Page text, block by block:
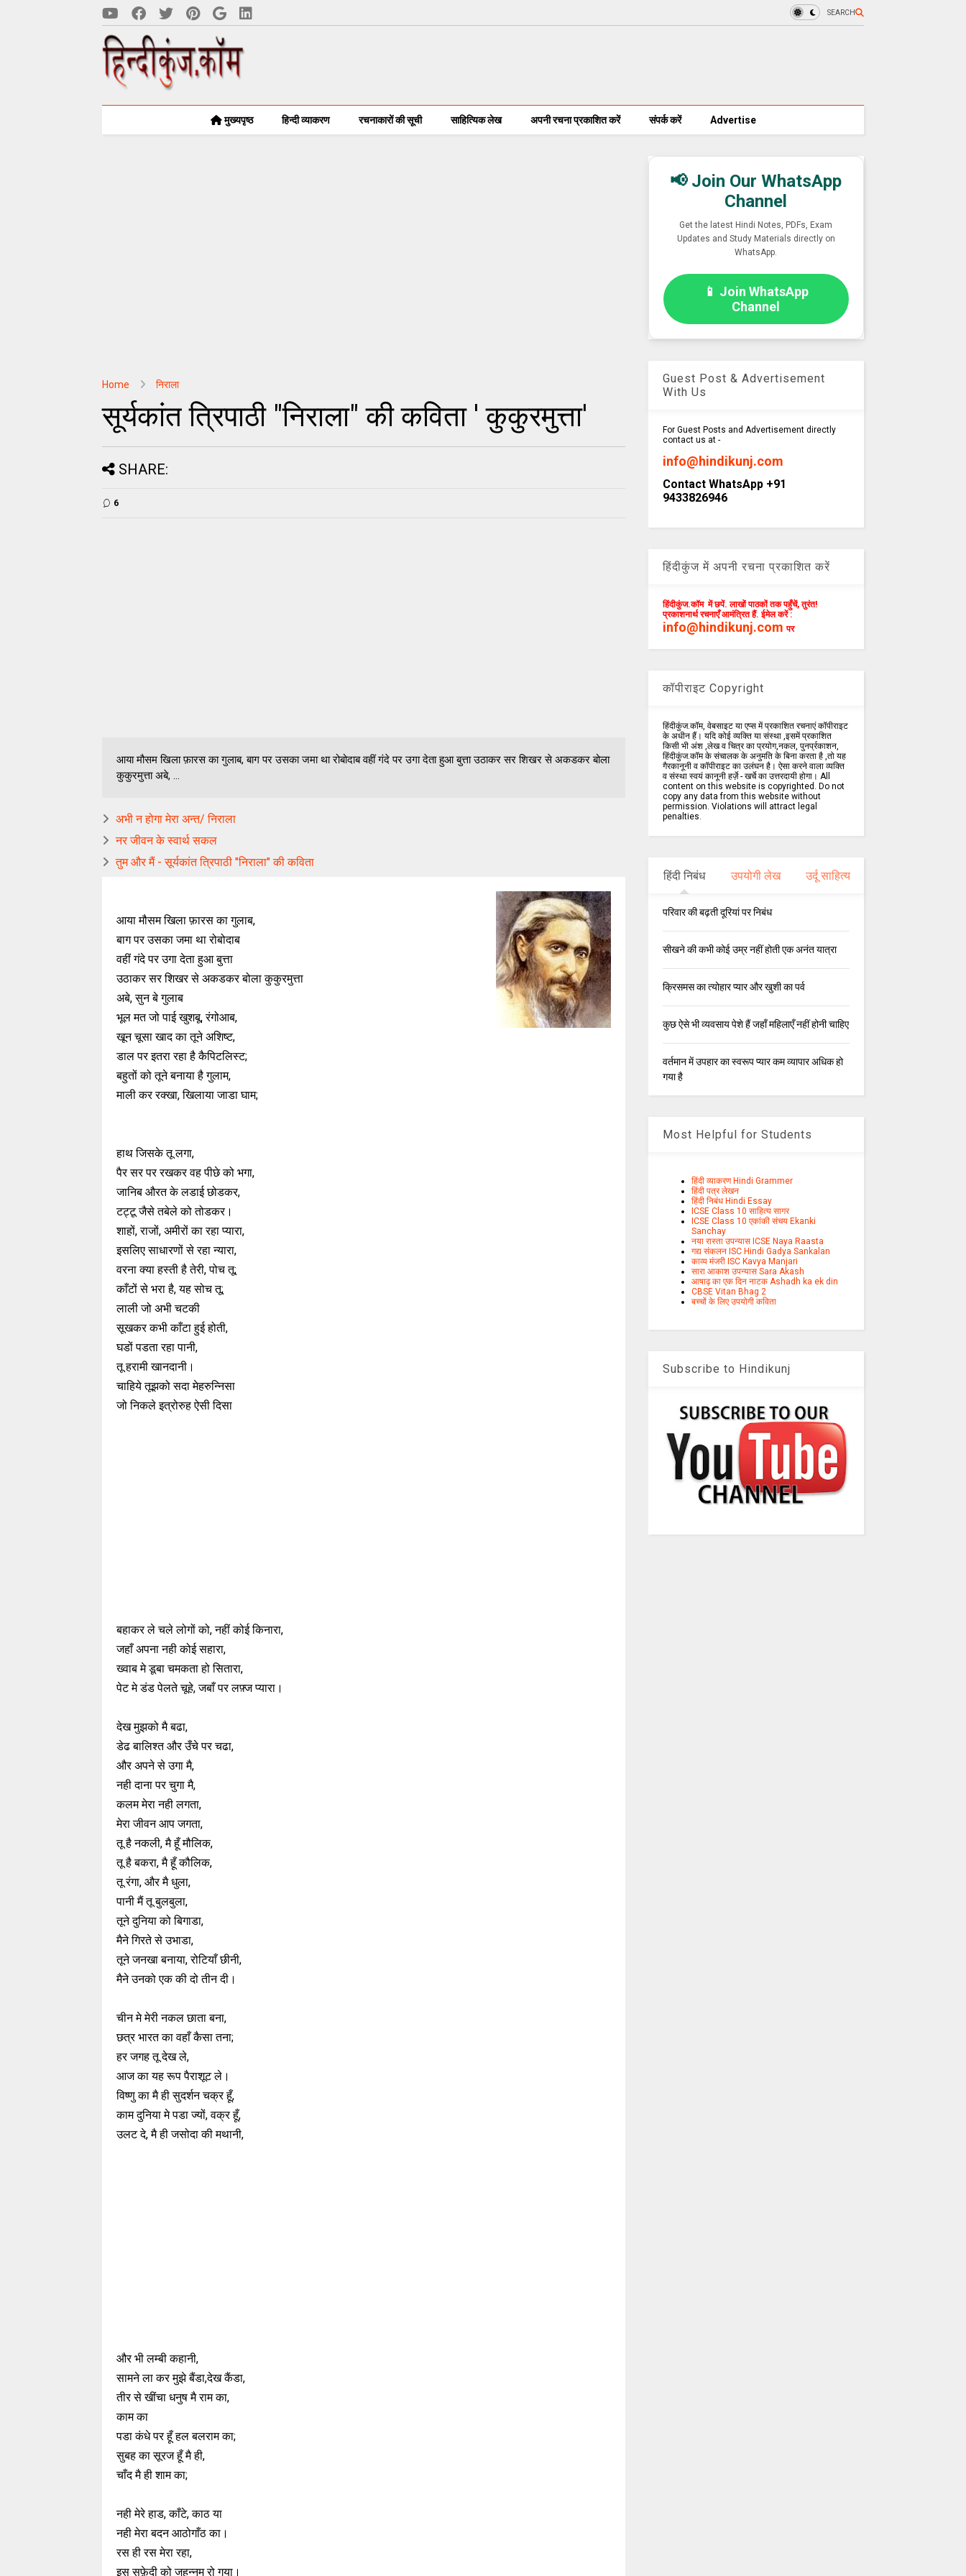
SEARCH
मुख्यपृष्ठ हिन्दी व्याकरण रचनाकारों की सूची साहित्यिक लेख अपनी रचना प्रकाशित करें संपर्क करें Advertise
Home निराला
सूर्यकांत त्रिपाठी "निराला" की कविता ' कुकुरमुत्ता'
SHARE:
6
आया मौसम खिला फ़ारस का गुलाब, बाग पर उसका जमा था रोबोदाब वहीं गंदे पर उगा देता हुआ बुत्ता उठाकर सर शिखर से अकडकर बोला
कुकुरमुत्ता अबे, ...
अभी न होगा मेरा अन्त/ निराला
नर जीवन के स्वार्थ सकल
तुम और मैं - सूर्यकांत त्रिपाठी "निराला" की कविता
आया मौसम खिला फ़ारस का गुलाब,
बाग पर उसका जमा था रोबोदाब
वहीं गंदे पर उगा देता हुआ बुत्ता
उठाकर सर शिखर से अकडकर बोला कुकुरमुत्ता
अबे, सुन बे गुलाब
भूल मत जो पाई खुशबू, रंगोआब,
खून चूसा खाद का तूने अशिष्ट,
डाल पर इतरा रहा है कैपिटलिस्ट;
बहुतों को तूने बनाया है गुलाम,
माली कर रक्खा, खिलाया जाडा घाम;
हाथ जिसके तू लगा,
पैर सर पर रखकर वह पीछे को भगा,
जानिब औरत के लडाई छोडकर,
टट्टू जैसे तबेले को तोडकर।
शाहों, राजों, अमीरों का रहा प्यारा,
इसलिए साधारणों से रहा न्यारा,
वरना क्या हस्ती है तेरी, पोच तू;
काँटों से भरा है, यह सोच तू;
लाली जो अभी चटकी
सूखकर कभी काँटा हुई होती,
घडों पडता रहा पानी,
तू हरामी खानदानी।
चाहिये तूझको सदा मेहरुन्निसा
जो निकले इत्रोरुह ऐसी दिसा
बहाकर ले चले लोगों को, नहीं कोई किनारा,
जहाँ अपना नही कोई सहारा,
ख्वाब मे डूबा चमकता हो सितारा,
पेट मे डंड पेलते चूहे, जबाँ पर लफ़्ज प्यारा।
देख मुझको मै बढा,
डेढ बालिश्त और उँचे पर चढा,
और अपने से उगा मै,
नही दाना पर चुगा मै,
कलम मेरा नही लगता,
मेरा जीवन आप जगता,
तू है नकली, मै हूँ मौलिक,
तू है बकरा, मै हूँ कौलिक,
तू रंगा, और मै धुला,
पानी मैं तू बुलबुला,
तूने दुनिया को बिगाडा,
मैने गिरते से उभाडा,
तूने जनखा बनाया, रोटियाँ छीनी,
मैने उनको एक की दो तीन दी।
चीन मे मेरी नकल छाता बना,
छत्र भारत का वहाँ कैसा तना;
हर जगह तू देख ले,
आज का यह रूप पैराशूट ले।
विष्णु का मै ही सुदर्शन चक्र हूँ,
काम दुनिया मे पडा ज्यों, वक्र हूँ,
उलट दे, मै ही जसोदा की मथानी,
और भी लम्बी कहानी,
सामने ला कर मुझे बैंडा,देख कैंडा,
तीर से खींचा धनुष मै राम का,
काम का
पडा कंधे पर हूँ हल बलराम का;
सुबह का सूरज हूँ मै ही,
चाँद मै ही शाम का;
नही मेरे हाड, काँटे, काठ या
नही मेरा बदन आठोगाँठ का।
रस ही रस मेरा रहा,
इस सफ़ेदी को जहन्नुम रो गया।
📢 Join Our WhatsApp
Channel
Get the latest Hindi Notes, PDFs, Exam
Updates and Study Materials directly on
WhatsApp.
📱 Join WhatsApp
Channel
Guest Post & Advertisement
With Us
For Guest Posts and Advertisement directly
contact us at -
info@hindikunj.com
Contact WhatsApp +91
9433826946
हिंदीकुंज में अपनी रचना प्रकाशित करें
हिंदीकुंज.कॉम में छपें. लाखों पाठकों तक पहुँचें, तुरंत!
प्रकाशनार्थ रचनाएँ आमंत्रित हैं. ईमेल करें :
info@hindikunj.com पर
कॉपीराइट Copyright
हिंदीकुंज.कॉम, वेबसाइट या एप्स में प्रकाशित रचनाएं कॉपीराइट
के अधीन हैं। यदि कोई व्यक्ति या संस्था ,इसमें प्रकाशित
किसी भी अंश ,लेख व चित्र का प्रयोग,नकल, पुनर्प्रकाशन,
हिंदीकुंज.कॉम के संचालक के अनुमति के बिना करता है ,तो यह
गैरकानूनी व कॉपीराइट का उलंघन है। ऐसा करने वाला व्यक्ति
व संस्था स्वयं कानूनी हर्ज़े - खर्चे का उत्तरदायी होगा। All
content on this website is copyrighted. Do not
copy any data from this website without
permission. Violations will attract legal
penalties.
हिंदी निबंध उपयोगी लेख उर्दू साहित्य
परिवार की बढ़ती दूरियां पर निबंध
सीखने की कभी कोई उम्र नहीं होती एक अनंत यात्रा
क्रिसमस का त्योहार प्यार और खुशी का पर्व
कुछ ऐसे भी व्यवसाय पेशे हैं जहाँ महिलाएँ नहीं होनी चाहिए
वर्तमान में उपहार का स्वरूप प्यार कम व्यापार अधिक हो
गया है
Most Helpful for Students
हिंदी व्याकरण Hindi Grammer
हिंदी पत्र लेखन
हिंदी निबंध Hindi Essay
ICSE Class 10 साहित्य सागर
ICSE Class 10 एकांकी संचय Ekanki
Sanchay
नया रास्ता उपन्यास ICSE Naya Raasta
गद्य संकलन ISC Hindi Gadya Sankalan
काव्य मंजरी ISC Kavya Manjari
सारा आकाश उपन्यास Sara Akash
आषाढ़ का एक दिन नाटक Ashadh ka ek din
CBSE Vitan Bhag 2
बच्चों के लिए उपयोगी कविता
Subscribe to Hindikunj